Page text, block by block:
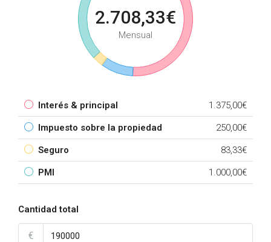
2.708,33€
Mensual
Interés & principal 1.375,00€
Impuesto sobre la propiedad 250,00€
Seguro 83,33€
PMI 1.000,00€
Cantidad total
€